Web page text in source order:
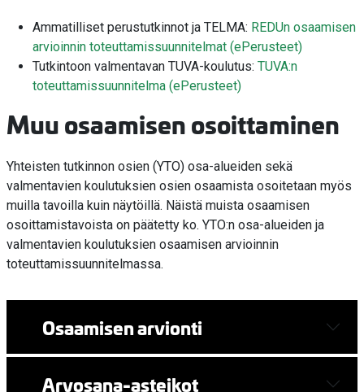
Ammatilliset perustutkinnot ja TELMA: REDUn osaamisen
arvioinnin toteuttamissuunnitelmat (ePerusteet)
Tutkintoon valmentavan TUVA-koulutus: TUVA:n
toteuttamissuunnitelma (ePerusteet)
Muu osaamisen osoittaminen
Yhteisten tutkinnon osien (YTO) osa-alueiden sekä
valmentavien koulutuksien osien osaamista osoitetaan myös
muilla tavoilla kuin näytöillä. Näistä muista osaamisen
osoittamistavoista on päätetty ko. YTO:n osa-alueiden ja
valmentavien koulutuksien osaamisen arvioinnin
toteuttamissuunnitelmassa.
Osaamisen arvionti
Arvosana-asteikot